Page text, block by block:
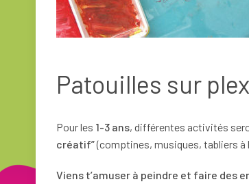
Patouilles sur
Pour les 1-3 ans, différentes activités
créatif”(comptines, musiques, tabliers
Viens t’amuser à peindre et faire des